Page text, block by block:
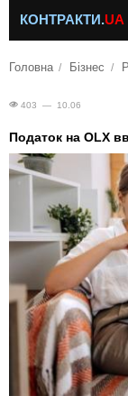
КОНТРАКТИ.UA
Головна Бізнес
403 — 10.06
Податок на OLX